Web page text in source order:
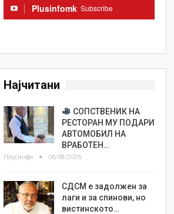
Plusinfomk Subscribe
Најчитани
СОПСТВЕНИК НА
РЕСТОРАН МУ ПОДАРИ
АВТОМОБИЛ НА
ВРАБОТЕН…
Плусинфо 06/08/2026
СДСМ е задолжен за
лаги и за спинови, но
вистинското…